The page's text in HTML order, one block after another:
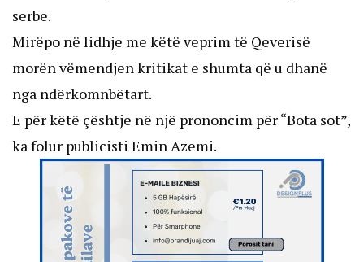
serbe.
Mirëpo në lidhje me këtë veprim të Qeverisë
morën vëmendjen kritikat e shumta që u dhanë
nga ndërkomnbëtart.
E për këtë çështje në një prononcim për “Bota sot”,
ka folur publicisti Emin Azemi.